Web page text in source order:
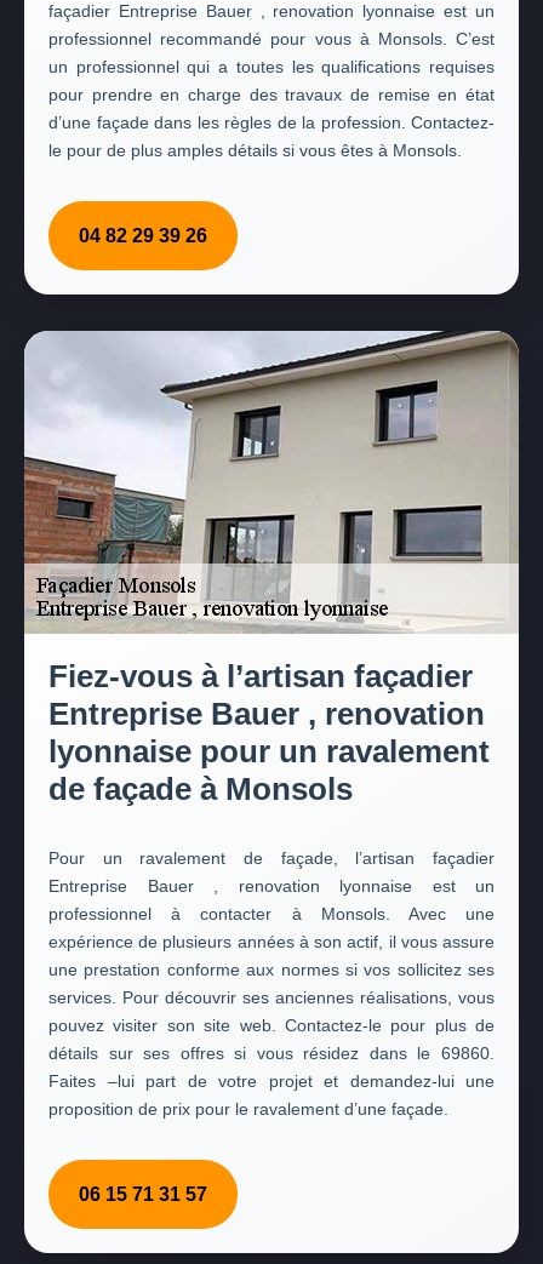
façadier Entreprise Bauer , renovation lyonnaise est un
professionnel recommandé pour vous à Monsols. C’est
un professionnel qui a toutes les qualifications requises
pour prendre en charge des travaux de remise en état
d’une façade dans les règles de la profession. Contactez-
le pour de plus amples détails si vous êtes à Monsols.
04 82 29 39 26
Fiez-vous à l’artisan façadier
Entreprise Bauer , renovation
lyonnaise pour un ravalement
de façade à Monsols
Pour un ravalement de façade, l’artisan façadier
Entreprise Bauer , renovation lyonnaise est un
professionnel à contacter à Monsols. Avec une
expérience de plusieurs années à son actif, il vous assure
une prestation conforme aux normes si vos sollicitez ses
services. Pour découvrir ses anciennes réalisations, vous
pouvez visiter son site web. Contactez-le pour plus de
détails sur ses offres si vous résidez dans le 69860.
Faites –lui part de votre projet et demandez-lui une
proposition de prix pour le ravalement d’une façade.
06 15 71 31 57